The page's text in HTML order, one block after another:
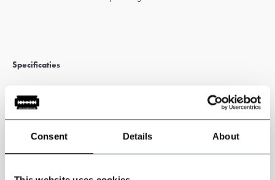
Consent Details About
Specificaties
100% twill 8 panelen pet
Goede pasvorm, verkrijgbaar in maten S, M, L en XL.